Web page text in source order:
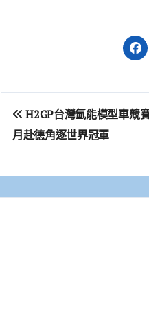
文
章
覽
H2GP台灣氫能模型車競
月赴德角逐世界冠軍